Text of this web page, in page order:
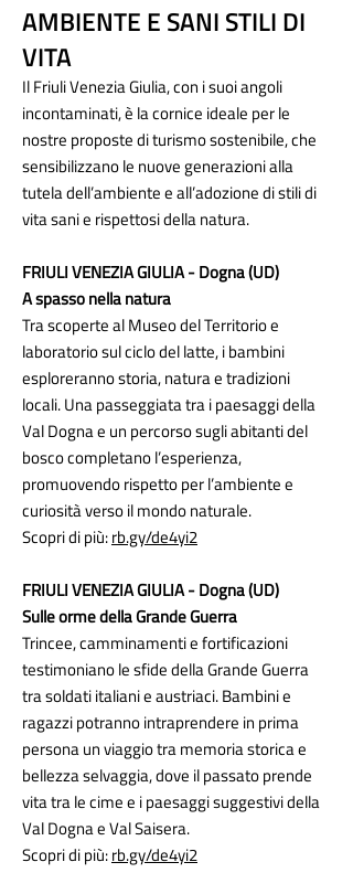
AMBIENTE E SANI STILI DI
VITA
Il Friuli Venezia Giulia, con i suoi angoli
incontaminati, è la cornice ideale per le
nostre proposte di turismo sostenibile, che
sensibilizzano le nuove generazioni alla
tutela dell’ambiente e all’adozione di stili di
vita sani e rispettosi della natura.
FRIULI VENEZIA GIULIA - Dogna (UD)
A spasso nella natura
Tra scoperte al Museo del Territorio e
laboratorio sul ciclo del latte, i bambini
esploreranno storia, natura e tradizioni
locali. Una passeggiata tra i paesaggi della
Val Dogna e un percorso sugli abitanti del
bosco completano l’esperienza,
promuovendo rispetto per l’ambiente e
curiosità verso il mondo naturale.
Scopri di più:rb.gy/de4yi2
FRIULI VENEZIA GIULIA - Dogna (UD)
Sulle orme della Grande Guerra
Trincee, camminamenti e fortificazioni
testimoniano le sfide della Grande Guerra
tra soldati italiani e austriaci. Bambini e
ragazzi potranno intraprendere in prima
persona un viaggio tra memoria storica e
bellezza selvaggia, dove il passato prende
vita tra le cime e i paesaggi suggestivi della
Val Dogna e Val Saisera.
Scopri di più:rb.gy/de4yi2